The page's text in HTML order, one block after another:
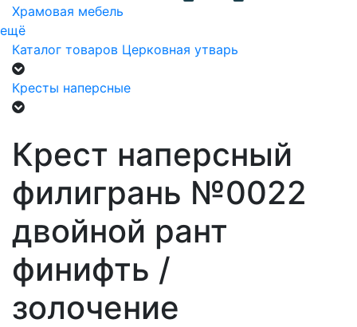
Храмовая мебель
ещё
Каталог товаров Церковная утварь
Кресты наперсные
Крест наперсный
филигрань №0022
двойной рант
финифть /
золочение